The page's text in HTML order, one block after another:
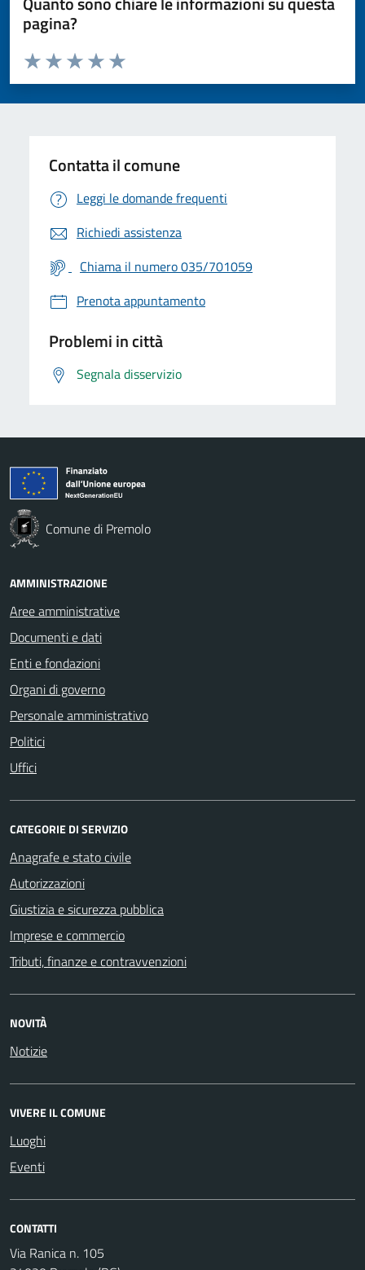
pagina?
Valuta da 1 a 5 stelle la pagina
Valuta 5 stelle su 5
Valuta 4 stelle su 5
Valuta 3 stelle su 5
Valuta 2 stelle su 5
Valuta 1 stelle su 5
Contatta il comune
Leggi le domande frequenti
Richiedi assistenza
Chiama il numero 035/701059
Prenota appuntamento
Problemi in città
Segnala disservizio
Comune di Premolo
AMMINISTRAZIONE
Aree amministrative
Documenti e dati
Enti e fondazioni
Organi di governo
Personale amministrativo
Politici
Uffici
CATEGORIE DI SERVIZIO
Anagrafe e stato civile
Autorizzazioni
Giustizia e sicurezza pubblica
Imprese e commercio
Tributi, finanze e contravvenzioni
NOVITÀ
Notizie
VIVERE IL COMUNE
Luoghi
Eventi
CONTATTI
Via Ranica n. 105